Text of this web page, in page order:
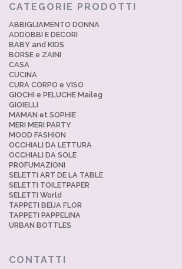
CATEGORIE PRODOTTI
ABBIGLIAMENTO DONNA
ADDOBBI E DECORI
BABY and KIDS
BORSE e ZAINI
CASA
CUCINA
CURA CORPO e VISO
GIOCHI e PELUCHE Maileg
GIOIELLI
MAMAN et SOPHIE
MERI MERI PARTY
MOOD FASHION
OCCHIALI DA LETTURA
OCCHIALI DA SOLE
PROFUMAZIONI
SELETTI ART DE LA TABLE
SELETTI TOILETPAPER
SELETTI World
TAPPETI BEIJA FLOR
TAPPETI PAPPELINA
URBAN BOTTLES
CONTATTI